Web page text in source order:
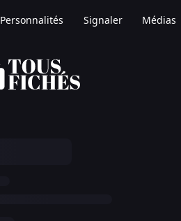
Personnalités Signaler Médias